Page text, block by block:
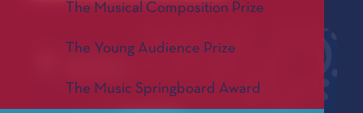
The Musical Composition Prize
The Young Audience Prize
The Music Springboard Award